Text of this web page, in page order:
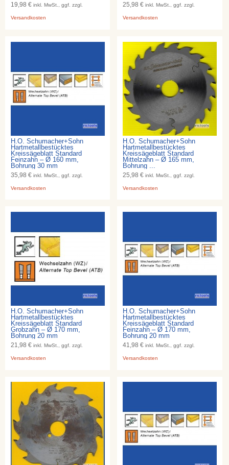
19,98 € inkl. MwSt., ggf. zzgl.
Versandkosten
25,98 €inkl. MwSt., ggf. zzgl.
Versandkosten
H.O. Schumacher+Sohn
Hartmetallbestücktes
Kreissägeblatt Standard
Feinzahn – Ø 160 mm,
Bohrung 30 mm
35,98 € inkl. MwSt., ggf. zzgl.
Versandkosten
H.O. Schumacher+Sohn
Hartmetallbestücktes
Kreissägeblatt Standard
Mittelzahn – Ø 165 mm,
Bohrung ...
25,98 €inkl. MwSt., ggf. zzgl.
Versandkosten
H.O. Schumacher+Sohn
Hartmetallbestücktes
Kreissägeblatt Standard
Grobzahn – Ø 170 mm,
Bohrung 20 mm
21,98 € inkl. MwSt., ggf. zzgl.
Versandkosten
H.O. Schumacher+Sohn
Hartmetallbestücktes
Kreissägeblatt Standard
Feinzahn – Ø 170 mm,
Bohrung 20 mm
41,98 €inkl. MwSt., ggf. zzgl.
Versandkosten